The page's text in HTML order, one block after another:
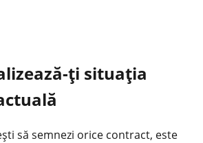
ți situația
să semnezi orice contract, este